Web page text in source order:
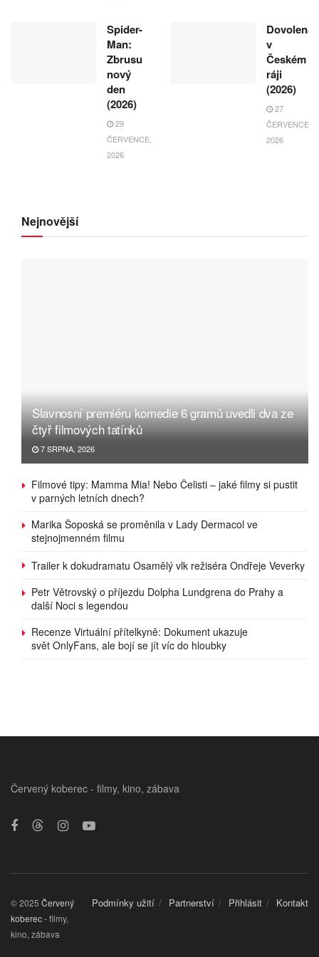
Spider-
Man:
Zbrusu
nový
den
(2026)
29
ČERVENCE,
2026
Dovolená
v
Českém
ráji
(2026)
27
ČERVENCE,
2026
Nejnovější
Slavnosní premiéru komedie 6 gramů uvedli dva ze
čtyř filmových tatínků
7 SRPNA, 2026
Filmové tipy: Mamma Mia! Nebo Čelisti – jaké filmy si pustit
v parných letních dnech?
Marika Šoposká se proměnila v Lady Dermacol ve
stejnojmenném filmu
Trailer k dokudramatu Osamělý vlk režiséra Ondřeje Veverky
Petr Větrovský o příjezdu Dolpha Lundgrena do Prahy a
další Noci s legendou
Recenze Virtuální přítelkyně: Dokument ukazuje
svět OnlyFans, ale bojí se jít víc do hloubky
Červený koberec - filmy, kino, zábava
Podmínky užití Partnerství Přihlásit Kontakt
© 2025 Červený
koberec- filmy,
kino, zábava